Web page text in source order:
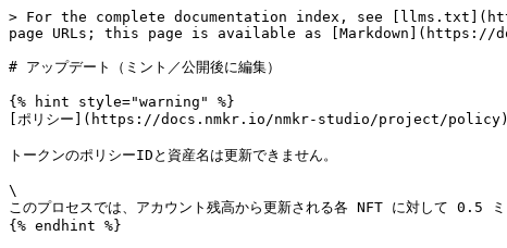
> For the complete documentation index, see
page URLs; this page is available as [Markdown](https://
# アップデート（ミント／公開後に編集）
{% hint style="warning" %}
[ポリシー](https://docs.nmkr.io/nmkr-studio/project/policy)がロッ
トークンのポリシーIDと資産名は更新できません。
\
このプロセスでは、アカウント残高から更新される各 NFT に対して 0.5
{% endhint %}